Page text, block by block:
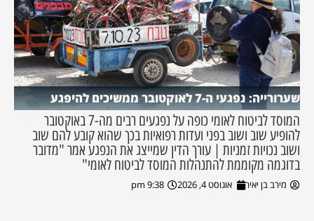
שערורייה: נפגעי ה-7 לאוקטובר ממשיכים להיפגע
המוסד לביטוח לאומי כופה על נפגעים רבים מה-7 באוקטובר
להופיע שוב ושוב בפני ועדות רפואיות בכך שהוא קובע להם שוב
ושוב נכויות זמניות | עורך הדין שמייצג את הנפגע אמר "מדובר
בדוגמה מקוממת להתנהלות המוסד לביטוח לאומי"
מירב בן יאיר אוגוסט 4, 2026 9:38 pm